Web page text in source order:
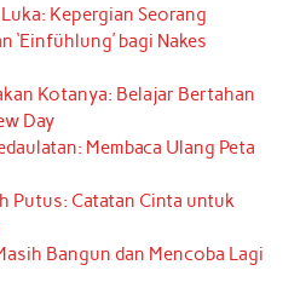
Kepergian Seorang
‘Einfühlung’ bagi Nakes
Kotanya: Belajar Bertahan
Day
Membaca Ulang Peta
Putus: Catatan Cinta untuk
Bangun dan Mencoba Lagi